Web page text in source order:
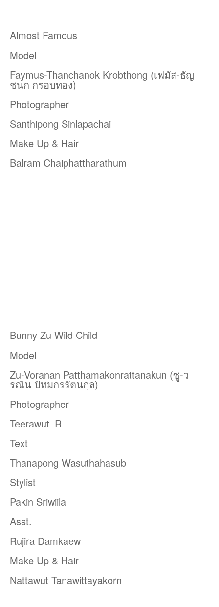
Almost Famous
Model
Faymus-Thanchanok Krobthong (เฟมัส-ธัญ
ชนก กรอบทอง)
Photographer
Santhipong Sinlapachai
Make Up & Hair
Balram Chaiphattharathum
Bunny Zu Wild Child
Model
Zu-Voranan Patthamakonrattanakun (ซู-ว
รณัน ปัทมกรรัตนกุล)
Photographer
Teerawut_R
Text
Thanapong Wasuthahasub
Stylist
Pakin Sriwiila
Asst.
Rujira Damkaew
Make Up & Hair
Nattawut Tanawittayakorn